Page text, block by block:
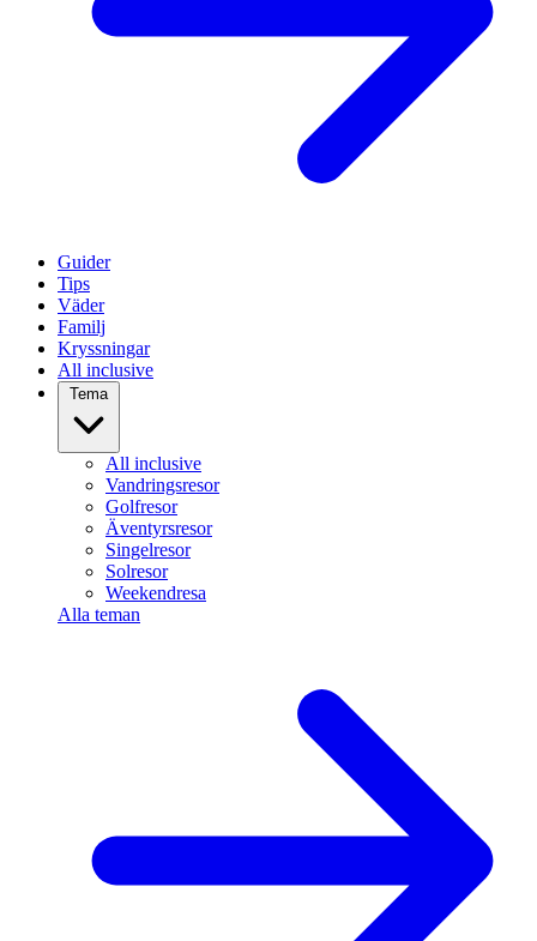
Guider
Tips
Väder
Familj
Kryssningar
All inclusive
Tema
All inclusive
Vandringsresor
Golfresor
Äventyrsresor
Singelresor
Solresor
Weekendresa
Alla teman